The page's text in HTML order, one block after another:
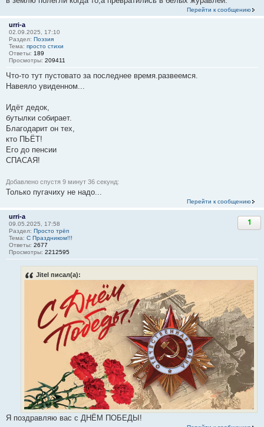
Перейти к сообщению
urri-a
02.09.2025, 17:10
Раздел: Поэзия
Тема: просто стихи
Ответы: 189
Просмотры: 209411
Что-то тут пустовато за последнее время.развеемся.
Навеяло увиденном...
Идёт дедок,
бутылки собирает.
Благодарит он тех,
кто ПЬЁТ!
Его до пенсии
СПАСАЯ!
Добавлено спустя 9 минут 36 секунд:
Только пугачиху не надо...
Перейти к сообщению
urri-a
09.05.2025, 17:58
Раздел: Просто трёп
Тема: С Праздником!!!
Ответы: 2677
Просмотры: 2212595
1
Jitel писал(а):
Я поздравляю вас с ДНЁМ ПОБЕДЫ!